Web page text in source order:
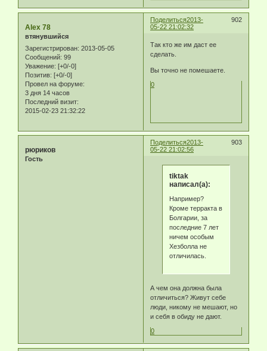
Поделиться 902
2013-
05-22 21:02:32
Alex 78
втянувшийся
Зарегистрирован: 2013-05-05
Сообщений: 99
Уважение: [+0/-0]
Позитив: [+0/-0]
Провел на форуме:
3 дня 14 часов
Последний визит:
2015-02-23 21:32:22
Так кто же им даст ее
сделать.
Вы точно не помешаете.
0
Поделиться 903
2013-
05-22 21:02:56
рюриков
Гость
tiktak
написал(а):
Например?
Кроме терракта в
Болгарии, за
последние 7 лет
ничем особым
Хезболла не
отличилась.
А чем она должна была
отличиться? Живут себе
люди, никому не мешают, но
и себя в обиду не дают.
0